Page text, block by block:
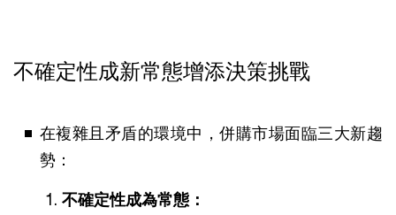
不確定性成新常態 增添決策挑戰
在複雜且矛盾的環境中，併購市場面臨三大新趨
勢：
不確定性成為常態：